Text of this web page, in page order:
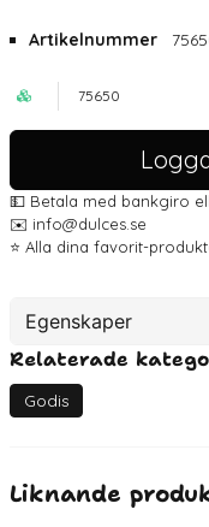
Artikelnummer
75650
💵 Betala med bankgiro
✉️ info@dulces.se
⭐️ Alla dina favorit-
Egenskaper
Artikelnummer
Relaterade
Godis
Liknande